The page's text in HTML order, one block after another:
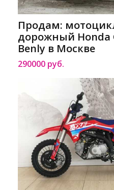
Продам:
дорожный Honda
Benly в Москве
290000 руб.